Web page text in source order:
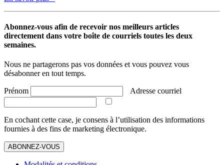
Abonnez-vous afin de recevoir nos meilleurs articles
directement dans votre boîte de courriels toutes les deux
semaines.
Nous ne partagerons pas vos données et vous pouvez vous
désabonner en tout temps.
Prénom Adresse courriel
En cochant cette case, je consens à l’utilisation des informations
fournies à des fins de marketing électronique.
ABONNEZ-VOUS